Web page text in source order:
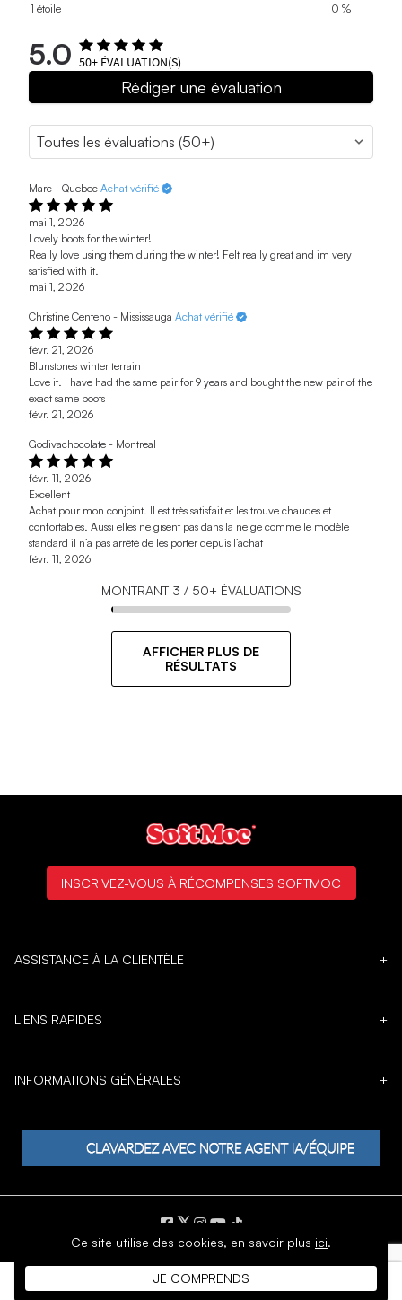
1 étoile
0 %
5.0 50+ ÉVALUATION(S)
Rédiger une évaluation
Marc - Quebec Achat vérifié
mai 1, 2026
Lovely boots for the winter!
Really love using them during the winter! Felt really great and im very
satisfied with it.
mai 1, 2026
Christine Centeno - Mississauga Achat vérifié
févr. 21, 2026
Blunstones winter terrain
Love it. I have had the same pair for 9 years and bought the new pair of the
exact same boots
févr. 21, 2026
Godivachocolate - Montreal
févr. 11, 2026
Excellent
Achat pour mon conjoint. Il est très satisfait et les trouve chaudes et
confortables. Aussi elles ne gisent pas dans la neige comme le modèle
standard il n’a pas arrêté de les porter depuis l’achat
févr. 11, 2026
MONTRANT 3 / 50+ ÉVALUATIONS
AFFICHER PLUS DE
RÉSULTATS
Ce site utilise des cookies, en savoir plus ici.
JE COMPRENDS
ASSISTANCE À LA CLIENTÈLE +
LIENS RAPIDES +
INFORMATIONS GÉNÉRALES +
INSCRIVEZ-VOUS À RÉCOMPENSES SOFTMOC
𝕏
DROIT D'AUTEUR © 1996 - 2026 SoftMoc Inc.
Commerce électronique par MWF Group. Tous droits réservés.